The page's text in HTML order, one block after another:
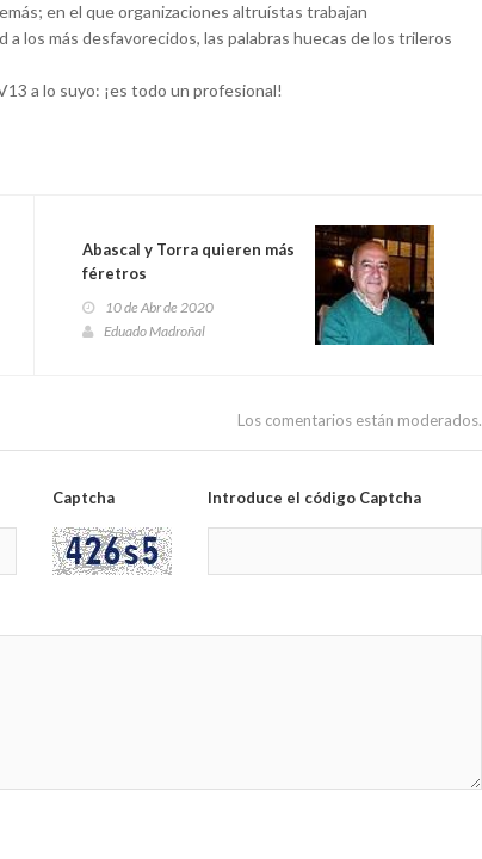
en el que organizaciones altruístas trabajan
los más desfavorecidos, las palabras huecas de los trileros
a lo suyo: ¡es todo un profesional!
Abascal y Torra quieren más
féretros
10 de Abr de 2020
Eduado Madroñal
Los comentarios están moderados.
Captcha Introduce el código Captcha